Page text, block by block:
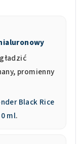
promienny
Black Rice
ml.